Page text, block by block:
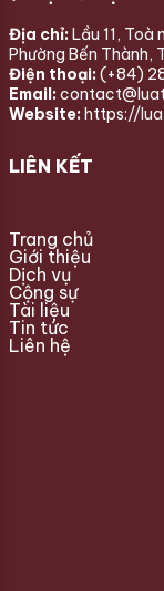
Địa chỉ: Lầu 11, Toà
Phường Bến Thành,
Điện thoại: (+84)
Email:
Website: https://
LIÊN KẾT
Trang chủ
Giới thiệu
Dịch vụ
Cộng sự
Tài liệu
Tin tức
Liên hệ